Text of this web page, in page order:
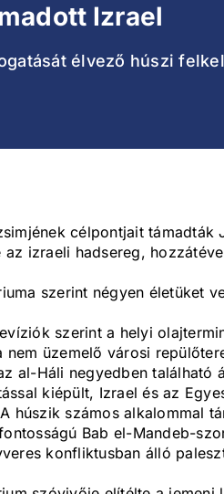
Izrael
élvező húszi
célpontjait támadták
izraeli hadsereg,
szerint négyen életüket
szerint a helyi
üzemelő városi
al-Háli negyedben található
kiépült, Izrael és az
húszik számos alkalommal
Bab el-Mandeb-
konfliktusban álló